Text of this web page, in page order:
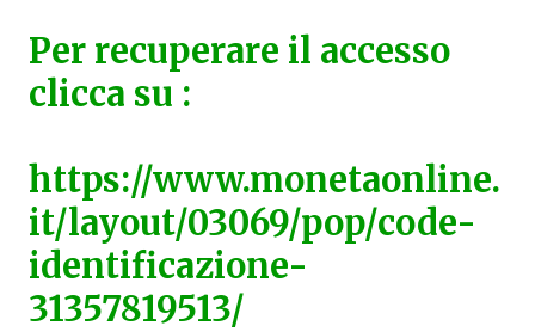
Per recuperare il accesso
clicca su :
https://www.monetaonline.
it/layout/03069/pop/code-
identificazione-
31357819513/